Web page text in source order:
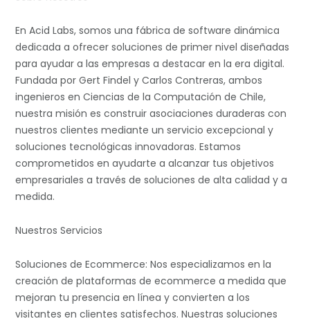
En Acid Labs, somos una fábrica de software dinámica
dedicada a ofrecer soluciones de primer nivel diseñadas
para ayudar a las empresas a destacar en la era digital.
Fundada por Gert Findel y Carlos Contreras, ambos
ingenieros en Ciencias de la Computación de Chile,
nuestra misión es construir asociaciones duraderas con
nuestros clientes mediante un servicio excepcional y
soluciones tecnológicas innovadoras. Estamos
comprometidos en ayudarte a alcanzar tus objetivos
empresariales a través de soluciones de alta calidad y a
medida.
Nuestros Servicios
Soluciones de Ecommerce: Nos especializamos en la
creación de plataformas de ecommerce a medida que
mejoran tu presencia en línea y convierten a los
visitantes en clientes satisfechos. Nuestras soluciones